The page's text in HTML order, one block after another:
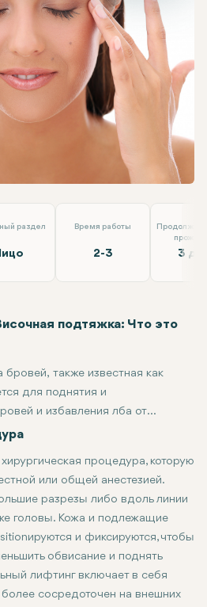
Facebook
Telegram
Электронная почта
раздел Время работы
2-3 3
подтяжка: Что это
бровей, также известная как
для поднятия и
и избавления лба от
и молодого вида. При
и естественного лифтинга.
процедура, которую
или общей анестезией.
разрезы либо вдоль линии
головы. Кожа и подлежащие
и фиксируются, чтобы
обвисание и поднять
лифтинг включает в себя
более сосредоточен на внешних